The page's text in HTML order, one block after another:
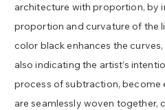
architecture with proportion, by
proportion and curvature of the
color black enhances the
also indicating the artist’s
process of subtraction, become
are seamlessly woven together,